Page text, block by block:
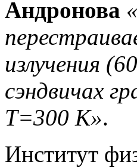
Андронова
излучения
сэндвичах
T=300 K».
Институт